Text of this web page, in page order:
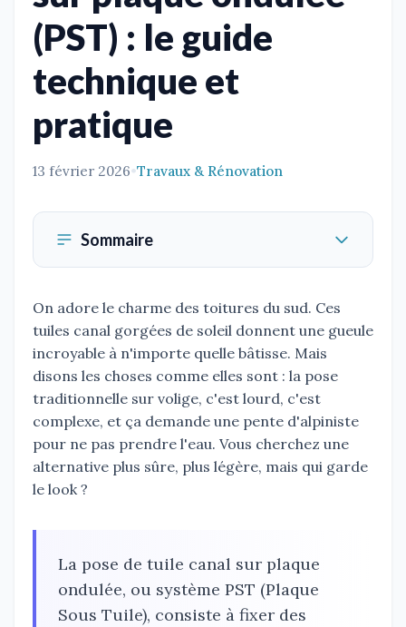
(PST) : le guide
technique et
pratique
13 février 2026•Travaux & Rénovation
Sommaire
On adore le charme des toitures du sud. Ces
tuiles canal gorgées de soleil donnent une gueule
incroyable à n'importe quelle bâtisse. Mais
disons les choses comme elles sont : la pose
traditionnelle sur volige, c'est lourd, c'est
complexe, et ça demande une pente d'alpiniste
pour ne pas prendre l'eau. Vous cherchez une
alternative plus sûre, plus légère, mais qui garde
le look ?
La pose de tuile canal sur plaque
ondulée, ou système PST (Plaque
Sous Tuile), consiste à fixer des